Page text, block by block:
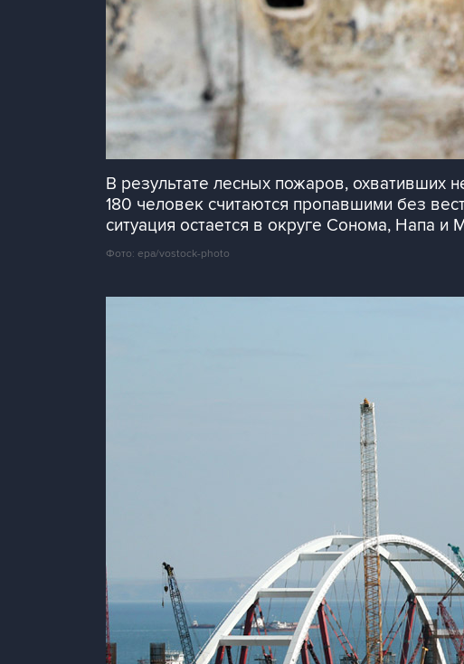
В результате лесных пожаров, охвативших
180 человек считаются пропавшими без
ситуация остается в округе Сонома, Напа и
Фото: epa/vostock-photo